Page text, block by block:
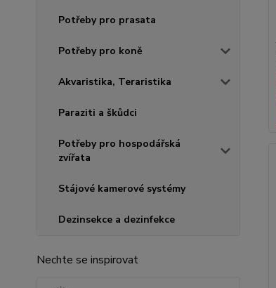
Potřeby pro prasata
Potřeby pro koně
Akvaristika, Teraristika
Paraziti a škůdci
Potřeby pro hospodářská
zvířata
Stájové kamerové systémy
Dezinsekce a dezinfekce
Nechte se inspirovat